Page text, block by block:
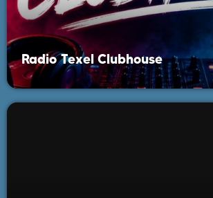
Radio Texel Clubhouse